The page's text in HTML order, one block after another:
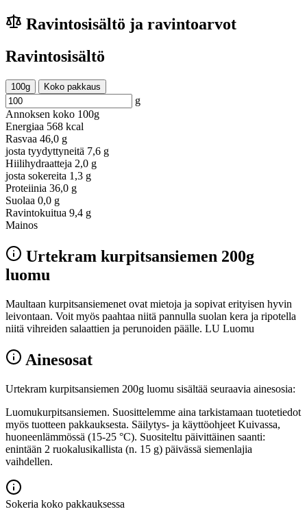
Ravintosisältö ja ravintoarvot
Ravintosisältö
100g Koko pakkaus
g
Annoksen koko 100g
Energiaa 568 kcal
Rasvaa 46,0 g
josta tyydyttyneitä 7,6 g
Hiilihydraatteja 2,0 g
josta sokereita 1,3 g
Proteiinia 36,0 g
Suolaa 0,0 g
Ravintokuitua 9,4 g
Mainos
Urtekram kurpitsansiemen 200g
luomu
Maultaan kurpitsansiemenet ovat mietoja ja sopivat erityisen hyvin
leivontaan. Voit myös paahtaa niitä pannulla suolan kera ja ripotella
niitä vihreiden salaattien ja perunoiden päälle. LU Luomu
Ainesosat
Urtekram kurpitsansiemen 200g luomu sisältää seuraavia ainesosia:
Luomukurpitsansiemen. Suosittelemme aina tarkistamaan tuotetiedot
myös tuotteen pakkauksesta. Säilytys- ja käyttöohjeet Kuivassa,
huoneenlämmössä (15-25 °C). Suositeltu päivittäinen saanti:
enintään 2 ruokalusikallista (n. 15 g) päivässä siemenlajia
vaihdellen.
Sokeria koko pakkauksessa